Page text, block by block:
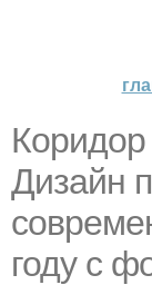
Коридор
Дизайн
году с